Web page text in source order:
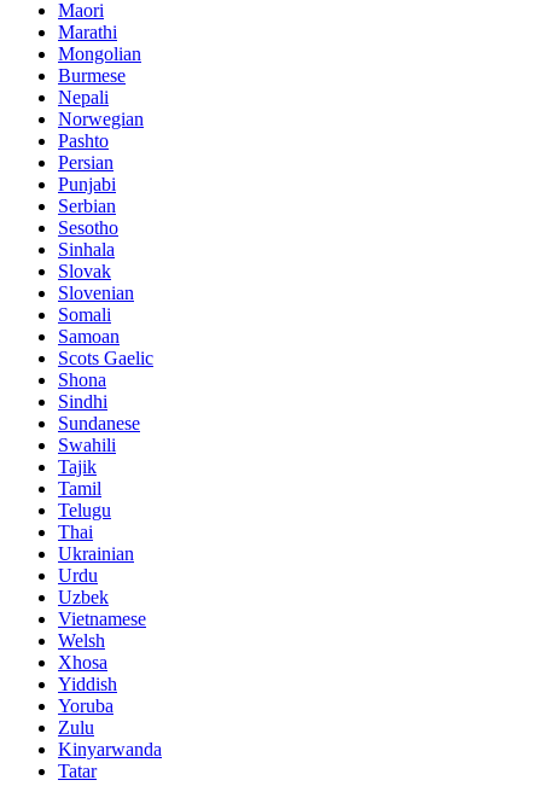
Maori
Marathi
Mongolian
Burmese
Nepali
Norwegian
Pashto
Persian
Punjabi
Serbian
Sesotho
Sinhala
Slovak
Slovenian
Somali
Samoan
Scots Gaelic
Shona
Sindhi
Sundanese
Swahili
Tajik
Tamil
Telugu
Thai
Ukrainian
Urdu
Uzbek
Vietnamese
Welsh
Xhosa
Yiddish
Yoruba
Zulu
Kinyarwanda
Tatar